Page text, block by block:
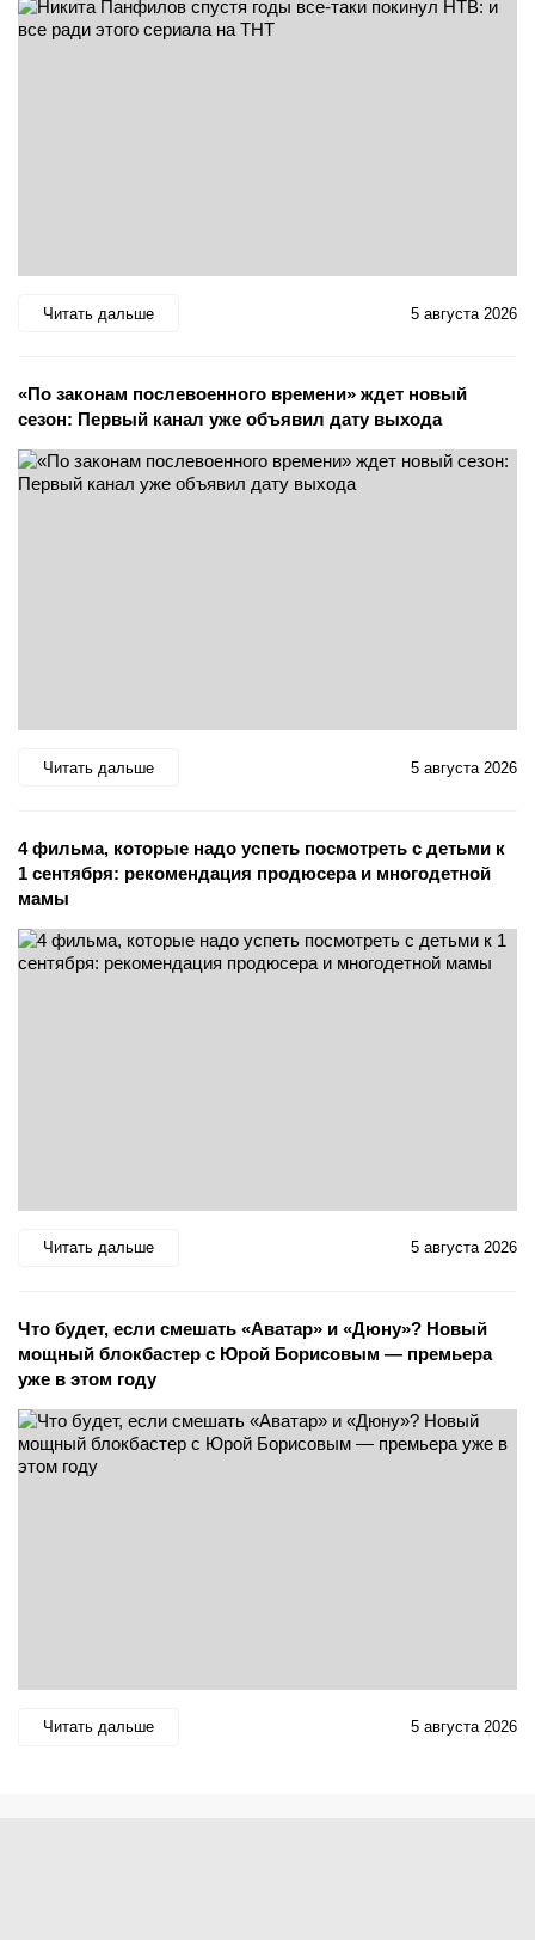
Читать дальше 5 августа 2026
«По законам послевоенного времени» ждет новый
сезон: Первый канал уже объявил дату выхода
Читать дальше 5 августа 2026
4 фильма, которые надо успеть посмотреть с детьми к
1 сентября: рекомендация продюсера и многодетной
мамы
Читать дальше 5 августа 2026
Что будет, если смешать «Аватар» и «Дюну»? Новый
мощный блокбастер с Юрой Борисовым — премьера
уже в этом году
Читать дальше 5 августа 2026